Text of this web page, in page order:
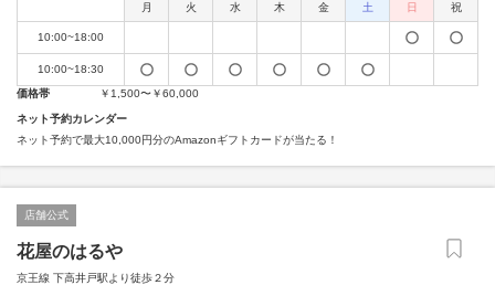
月
火 水 木 金 土 日 祝
10:00~18:00
10:00~18:30
価格帯
￥1,500〜￥60,000
ネット予約カレンダー
ネット予約で最大10,000円分のAmazonギフトカードが当たる！
店舗公式
花屋のはるや
京王線 下高井戸駅より徒歩２分